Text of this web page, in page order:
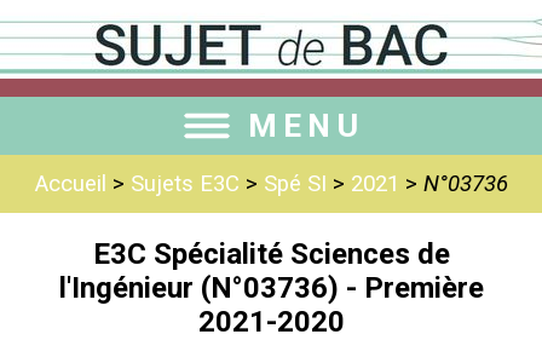
MENU
Accueil > Sujets E3C > Spé SI > 2021 > N°03736
E3C Spécialité Sciences de
l'Ingénieur (N°03736) - Première
2021-2020